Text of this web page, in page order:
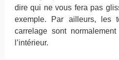
dire qui ne vous fera pas
exemple. Par ailleurs, les
carrelage sont
l’intérieur.